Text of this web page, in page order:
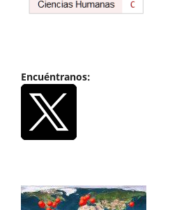
Encuéntranos: